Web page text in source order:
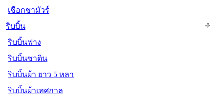
เชือกชามัวร์
ริบบิ้น
ริบบิ้นฟาง
ริบบิ้นซาติน
ริบบิ้นผ้า ยาว 5 หลา
ริบบิ้นผ้าเทศกาล